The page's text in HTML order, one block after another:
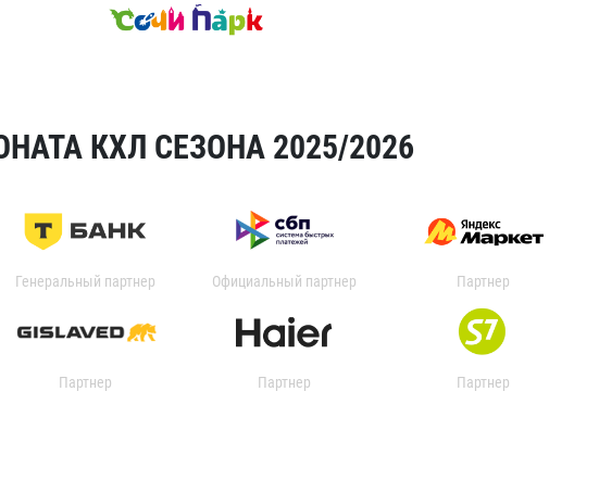
КХЛ СЕЗОНА 2025/2026
Генеральный партнер Официальный партнер Партнер
Партнер Партнер Партнер